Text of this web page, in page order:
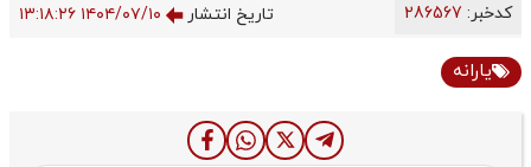
کدخبر: تاریخ انتشار ۱۴۰۴/۰۷/۱۰ ۱۳:۱۸:۲۶
یارانه